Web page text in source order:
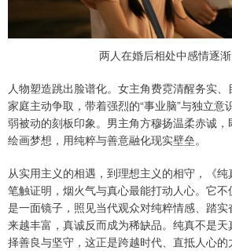
两人在婚后相处中感情逐
人物塑造跳出脸谱化。女主角费霓清醒务实
家庭主动争取，带着强烈的“事业脑”与独立意
弱被动的刻板印象。男主角方穆扬温柔赤诚
绘画梦想，用纯粹与善意融化现实壁垒。
从实用主义的相遇，到理想主义的相守，《
笔触证明，烟火气与真心最能打动人心。它
是一面镜子，照见当代观众对纯粹情感、踏
来越丰富，真诚反而成为稀缺品。纯真不是
择善良与坚守，这正是跨越时代、直抵人心的